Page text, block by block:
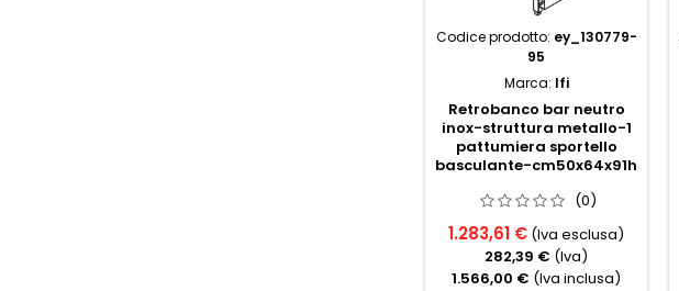
Codice prodotto: ey_130779-
95
Marca: Ifi
Retrobanco bar neutro
inox-struttura metallo-1
pattumiera sportello
basculante-cm50x64x91h
(0)
1.283,61 € (Iva esclusa)
282,39 € (Iva)
1.566,00 € (Iva inclusa)